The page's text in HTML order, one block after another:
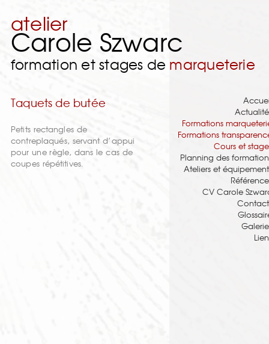
atelier
Carole Szwarc
formation et stages de marqueterie
Taquets de butée
Petits rectangles de
contreplaqués, servant d’appui
pour une règle, dans le cas de
coupes répétitives.
Formations
Formations
Cours et
Planning des
Ateliers et
CV Carole